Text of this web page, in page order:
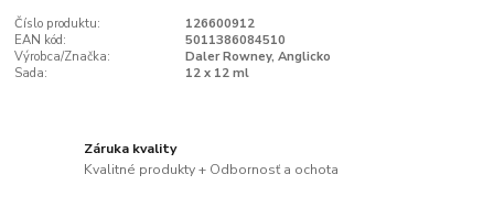
Číslo produktu:
126600912
EAN kód:
5011386084510
Výrobca/Značka:
Daler Rowney, Anglicko
Sada:
12 x 12 ml
Záruka kvality
Kvalitné produkty + Odbornosť a ochota